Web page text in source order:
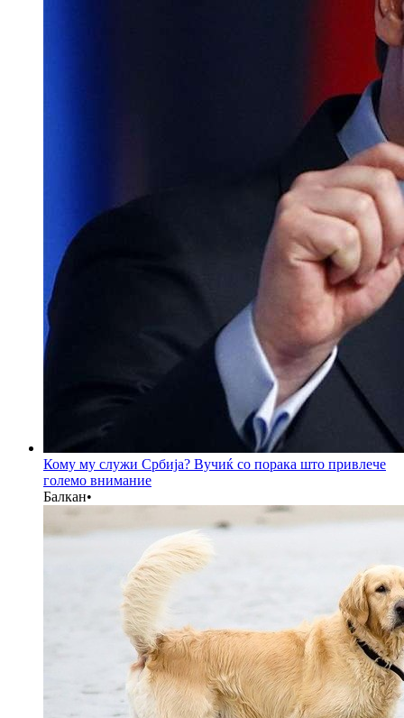
Кому му служи Србија? Вучиќ со порака што привлече
големо внимание
Балкан•